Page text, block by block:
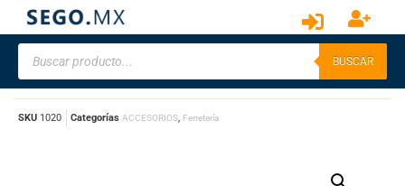
BUSCAR
SKU 1020 Categorías ACCESORIOS, Ferretería